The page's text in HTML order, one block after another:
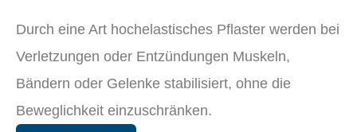
Durch eine Art hochelastisches Pflaster werden bei
Verletzungen oder Entzündungen Muskeln,
Bändern oder Gelenke stabilisiert, ohne die
Beweglichkeit einzuschränken.